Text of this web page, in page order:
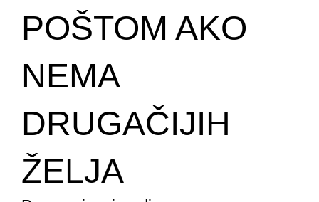
POŠTOM AKO
NEMA
DRUGAČIJIH
ŽELJA